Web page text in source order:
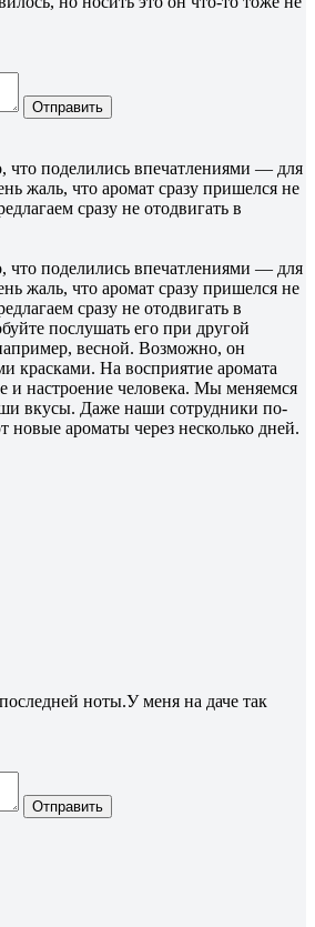
Отправить
что поделились впечатлениями — для
жаль, что аромат сразу пришелся не
сразу не отодвигать в
что поделились впечатлениями — для
жаль, что аромат сразу пришелся не
сразу не отодвигать в
послушать его при другой
весной. Возможно, он
красками. На восприятие аромата
и настроение человека. Мы меняемся
вкусы. Даже наши сотрудники по-
новые ароматы через несколько дней.
ноты.У меня на даче так
Отправить